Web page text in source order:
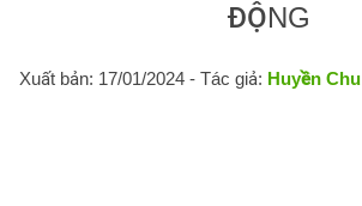
ĐỘNG
Xuất bản: 17/01/2024 - Tác giả: Huyền Chu